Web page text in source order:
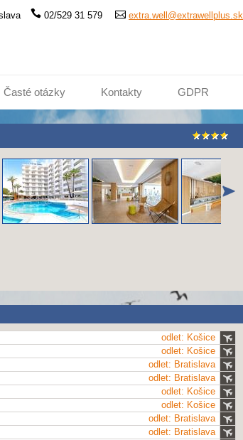
02/529 31 579
extra.well@extrawellplus.sk
Časté otázky Kontakty GDPR
odlet: Košice
odlet: Košice
odlet: Bratislava
odlet: Bratislava
odlet: Košice
odlet: Košice
odlet: Bratislava
odlet: Bratislava